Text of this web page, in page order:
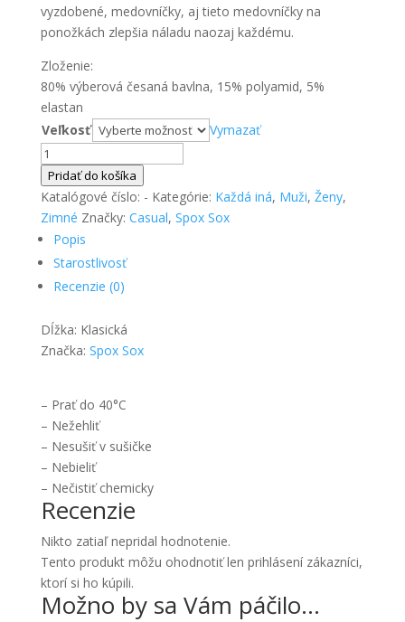
vyzdobené, medovníčky, aj tieto medovníčky na
ponožkách zlepšia náladu naozaj každému.
Zloženie:
80% výberová česaná bavlna, 15% polyamid, 5%
elastan
Veľkosť
Vymazať
množstvo
Veselé
ponožky
Medovníčky
-
Spox
Pridať do košíka
Katalógové číslo: - Kategórie: Každá iná, Muži, Ženy,
Zimné Značky: Casual, Spox Sox
Popis
Starostlivosť
Recenzie (0)
Dĺžka: Klasická
Značka: Spox Sox
– Prať do 40°C
– Nežehliť
– Nesušiť v sušičke
– Nebieliť
– Nečistiť chemicky
Recenzie
Nikto zatiaľ nepridal hodnotenie.
Tento produkt môžu ohodnotiť len prihlásení zákazníci,
ktorí si ho kúpili.
Možno by sa Vám páčilo…